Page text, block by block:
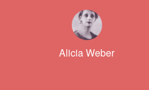
Alicia Weber